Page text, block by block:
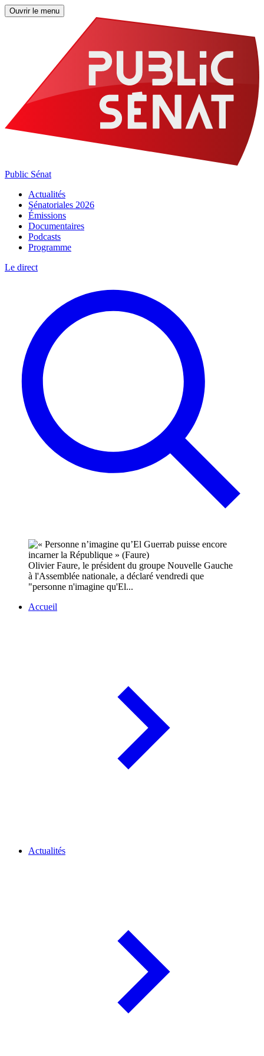
Ouvrir le menu
Public Sénat
Actualités
Sénatoriales 2026
Émissions
Documentaires
Podcasts
Programme
Le direct
Olivier Faure, le président du groupe Nouvelle Gauche
à l'Assemblée nationale, a déclaré vendredi que
"personne n'imagine qu'El...
Accueil
Actualités